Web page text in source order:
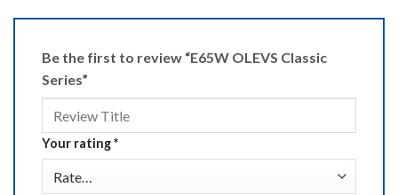
Be the first to review “E65W OLEVS Classic
Series”
Your rating*